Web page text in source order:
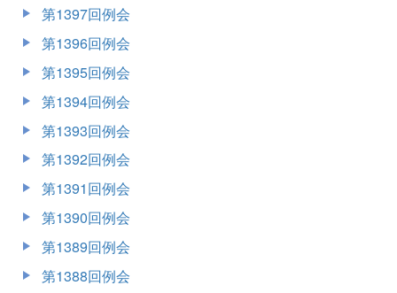
第1397回例会
第1396回例会
第1395回例会
第1394回例会
第1393回例会
第1392回例会
第1391回例会
第1390回例会
第1389回例会
第1388回例会